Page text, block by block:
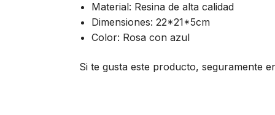
Material: Resina de alta calidad
Dimensiones: 22*21*5cm
Color: Rosa con azul
Si te gusta este producto, seguramente